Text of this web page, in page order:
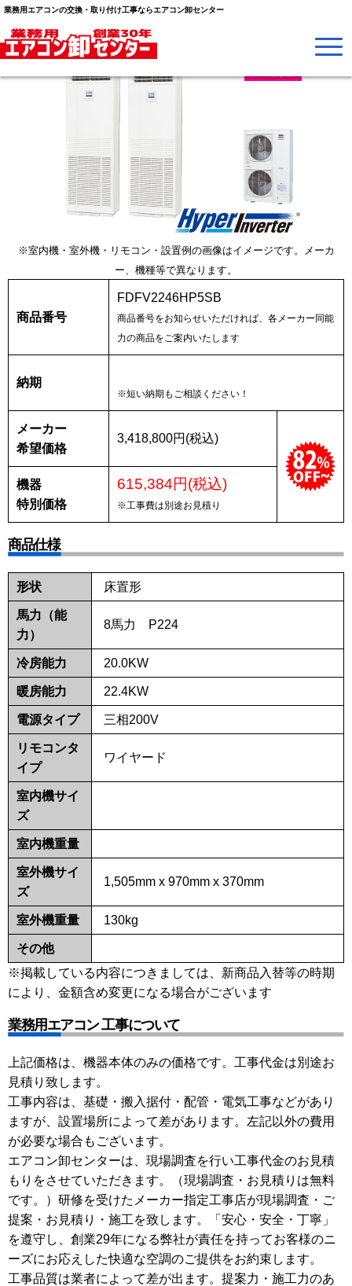
業務用エアコンの交換・取り付け工事ならエアコン卸センター
※室内機・室外機・リモコン・設置例の画像はイメージです。メーカ
ー、機種等で異なります。
商品番号
FDFV2246HP5SB
商品番号をお知らせいただければ、各メーカー同能
力の商品をご案内いたします
納期
※短い納期もご相談ください！
メーカー
希望価格
3,418,800円(税込)
機器
特別価格
615,384円(税込)
※工事費は別途お見積り
商品仕様
形状 床置形
馬力（能
力）
8馬力 P224
冷房能力 20.0KW
暖房能力 22.4KW
電源タイプ 三相200V
リモコンタ
イプ
ワイヤード
室内機サイ
ズ
室内機重量
室外機サイ
ズ
1,505mm x 970mm x 370mm
室外機重量 130kg
その他
※掲載している内容につきましては、新商品入替等の時期
により、金額含め変更になる場合がございます
業務用エアコン 工事について
上記価格は、機器本体のみの価格です。工事代金は別途お
見積り致します。
工事内容は、基礎・搬入据付・配管・電気工事などがあり
ますが、設置場所によって差があります。左記以外の費用
が必要な場合もございます。
エアコン卸センターは、現場調査を行い工事代金のお見積
もりをさせていただきます。（現場調査・お見積りは無料
です。）研修を受けたメーカー指定工事店が現場調査・ご
提案・お見積り・施工を致します。「安心・安全・丁寧」
を遵守し、創業29年になる弊社が責任を持ってお客様のニ
ーズにお応えした快適な空調のご提供をお約束します。
工事品質は業者によって差が出ます。提案力・施工力のあ